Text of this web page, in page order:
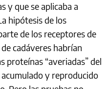
y que se aplicaba a
hipótesis de los
de los receptores de
cadáveres habrían
proteínas “averiadas” del
y reproducido